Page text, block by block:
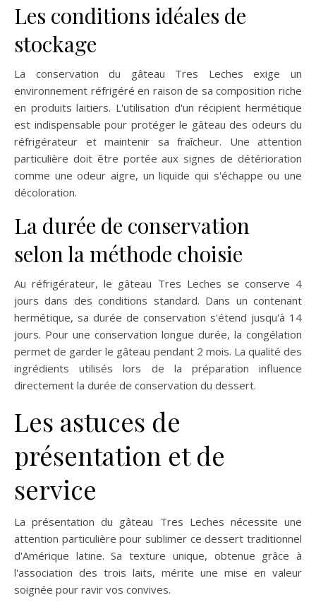
Les conditions idéales de
stockage
La conservation du gâteau Tres Leches exige un
environnement réfrigéré en raison de sa composition riche
en produits laitiers. L'utilisation d'un récipient hermétique
est indispensable pour protéger le gâteau des odeurs du
réfrigérateur et maintenir sa fraîcheur. Une attention
particulière doit être portée aux signes de détérioration
comme une odeur aigre, un liquide qui s'échappe ou une
décoloration.
La durée de conservation
selon la méthode choisie
Au réfrigérateur, le gâteau Tres Leches se conserve 4
jours dans des conditions standard. Dans un contenant
hermétique, sa durée de conservation s'étend jusqu'à 14
jours. Pour une conservation longue durée, la congélation
permet de garder le gâteau pendant 2 mois. La qualité des
ingrédients utilisés lors de la préparation influence
directement la durée de conservation du dessert.
Les astuces de
présentation et de
service
La présentation du gâteau Tres Leches nécessite une
attention particulière pour sublimer ce dessert traditionnel
d'Amérique latine. Sa texture unique, obtenue grâce à
l'association des trois laits, mérite une mise en valeur
soignée pour ravir vos convives.